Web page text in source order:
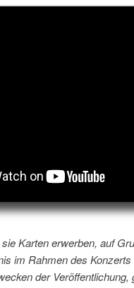
Karten erwerben, auf
im Rahmen des
der